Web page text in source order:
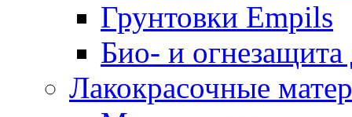
Грунтовки Empils
Био- и
Лакокрасочные